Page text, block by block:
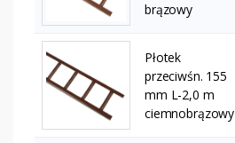
brązowy
Płotek
przeciwśn. 155
mm L-2,0 m
ciemnobrązowy